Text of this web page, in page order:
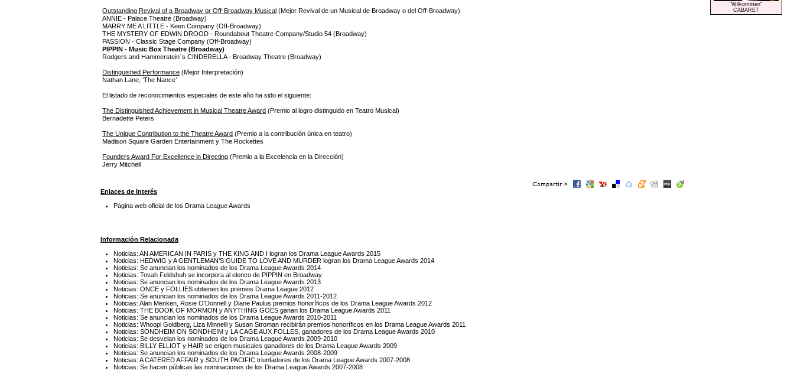
Outstanding Revival of a Broadway or Off-Broadway Musical (Mejor Revival de un Musical de Broadway o del Off-Broadway)
ANNIE - Palace Theatre (Broadway)
MARRY ME A LITTLE - Keen Company (Off-Broadway)
THE MYSTERY OF EDWIN DROOD - Roundabout Theatre Company/Studio 54 (Broadway)
PASSION - Classic Stage Company (Off-Broadway)
PIPPIN - Music Box Theatre (Broadway)
Rodgers and Hammerstein´s CINDERELLA - Broadway Theatre (Broadway)
Distinguished Performance (Mejor Interpretación)
Nathan Lane, ‘The Nance’
El listado de reconocimientos especiales de este año ha sido el siguiente:
The Distinguished Achievement in Musical Theatre Award (Premio al logro distinguido en Teatro Musical)
Bernadette Peters
The Unique Contribution to the Theatre Award (Premio a la contribución única en teatro)
Madison Square Garden Entertainment y The Rockettes
Founders Award For Excellence in Directing (Premio a la Excelencia en la Dirección)
Jerry Mitchell
Enlaces de Interés
Página web oficial de los Drama League Awards
Información Relacionada
Noticias: AN AMERICAN IN PARIS y THE KING AND I logran los Drama League Awards 2015
Noticias: HEDWIG y A GENTLEMAN’S GUIDE TO LOVE AND MURDER logran los Drama League Awards 2014
Noticias: Se anuncian los nominados de los Drama League Awards 2014
Noticias: Tovah Feldshuh se incorpora al elenco de PIPPIN en Broadway
Noticias: Se anuncian los nominados de los Drama League Awards 2013
Noticias: ONCE y FOLLIES obtienen los premios Drama League 2012
Noticias: Se anuncian los nominados de los Drama League Awards 2011-2012
Noticias: Alan Menken, Rosie O’Donnell y Diane Paulus premios honoríficos de los Drama League Awards 2012
Noticias: THE BOOK OF MORMON y ANYTHING GOES ganan los Drama League Awards 2011
Noticias: Se anuncian los nominados de los Drama League Awards 2010-2011
Noticias: Whoopi Goldberg, Liza Minnelli y Susan Stroman recibirán premios honoríficos en los Drama League Awards 2011
Noticias: SONDHEIM ON SONDHEIM y LA CAGE AUX FOLLES, ganadores de los Drama League Awards 2010
Noticias: Se desvelan los nominados de los Drama League Awards 2009-2010
Noticias: BILLY ELLIOT y HAIR se erigen musicales ganadores de los Drama League Awards 2009
Noticias: Se anuncian los nominados de los Drama League Awards 2008-2009
Noticias: A CATERED AFFAIR y SOUTH PACIFIC triunfadores de los Drama League Awards 2007-2008
Noticias: Se hacen públicas las nominaciones de los Drama League Awards 2007-2008
"Wilkommen"
CABARET